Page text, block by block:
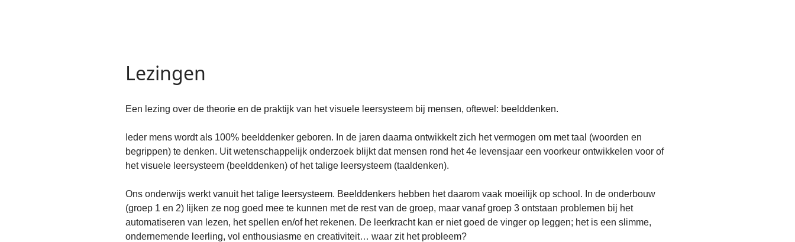
Lezingen
Een lezing over de theorie en de praktijk van het visuele leersysteem bij mensen, oftewel: beelddenken.
Ieder mens wordt als 100% beelddenker geboren. In de jaren daarna ontwikkelt zich het vermogen om met taal (woorden en
begrippen) te denken. Uit wetenschappelijk onderzoek blijkt dat mensen rond het 4e levensjaar een voorkeur ontwikkelen voor of
het visuele leersysteem (beelddenken) of het talige leersysteem (taaldenken).
Ons onderwijs werkt vanuit het talige leersysteem. Beelddenkers hebben het daarom vaak moeilijk op school. In de onderbouw
(groep 1 en 2) lijken ze nog goed mee te kunnen met de rest van de groep, maar vanaf groep 3 ontstaan problemen bij het
automatiseren van lezen, het spellen en/of het rekenen. De leerkracht kan er niet goed de vinger op leggen; het is een slimme,
ondernemende leerling, vol enthousiasme en creativiteit… waar zit het probleem?